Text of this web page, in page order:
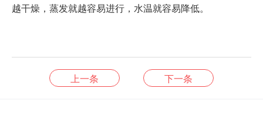
越干燥，蒸发就越容易进行，水温就容易降低。
上一条 下一条